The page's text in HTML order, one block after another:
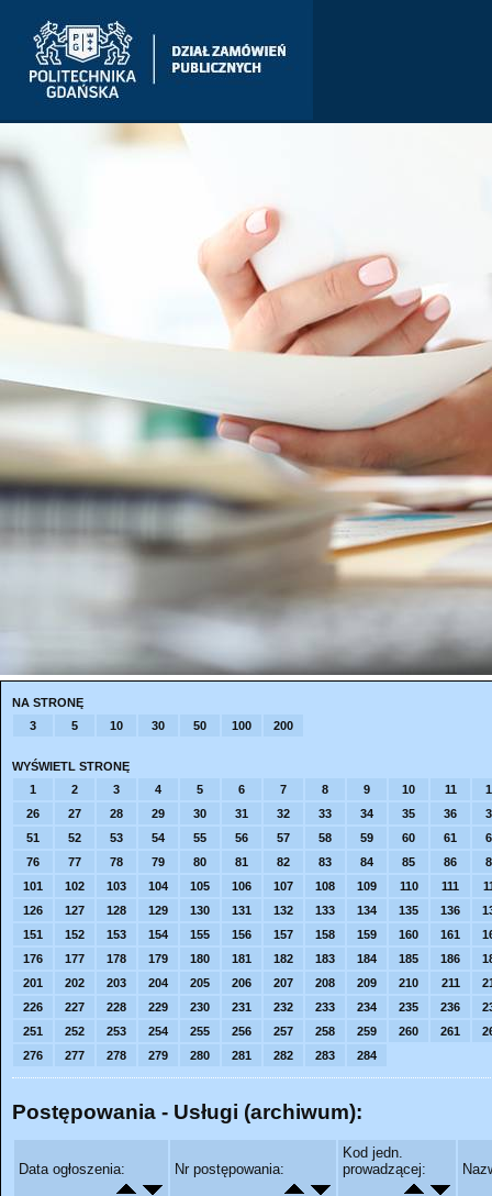
NA STRONĘ
3
5 10 30 50 100 200
WYŚWIETL STRONĘ
1
2 3 4 5 6 7 8 9 10 11
26
27 28 29 30 31 32 33 34 35 36
51
52 53 54 55 56 57 58 59 60 61
76
77 78 79 80 81 82 83 84 85 86
101
102 103 104 105 106 107 108 109 110 111
126
127 128 129 130 131 132 133 134 135 136
151
152 153 154 155 156 157 158 159 160 161
176
177 178 179 180 181 182 183 184 185 186
201
202 203 204 205 206 207 208 209 210 211
226
227 228 229 230 231 232 233 234 235 236
251
252 253 254 255 256 257 258 259 260 261
276
277 278 279 280 281 282 283 284
Postępowania - Usługi (archiwum):
Data ogłoszenia: Nr postępowania:
Kod jedn.
prowadzącej: